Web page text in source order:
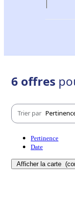
6 offres
Trier par
Pertinence
Date
Afficher la carte